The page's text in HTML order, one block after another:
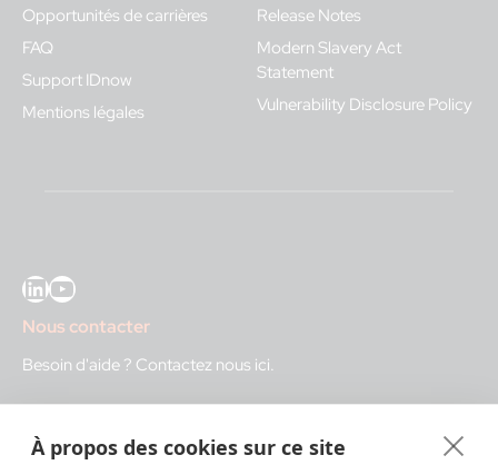
Opportunités de carrières
FAQ
Support IDnow
Mentions légales
Release Notes
Modern Slavery Act
Statement
Vulnerability Disclosure Policy
LinkedIn YouTube
Nous contacter
Besoin d'aide ? Contactez nous ici.
Auenstraße 100, 80469 Munich, Germany
À propos des cookies sur ce site